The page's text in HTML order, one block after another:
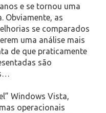
e se tornou uma
Obviamente, as
se comparados
uma análise mais
de que praticamente
são
Windows Vista,
operacionais